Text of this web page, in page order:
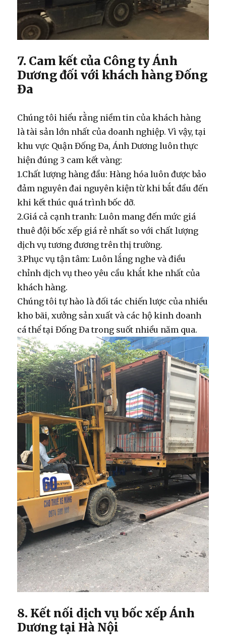
7. Cam kết của Công ty Ánh
Dương đối với khách hàng Đống
Đa
Chúng tôi hiểu rằng niềm tin của khách hàng
là tài sản lớn nhất của doanh nghiệp. Vì vậy, tại
khu vực Quận Đống Đa, Ánh Dương luôn thực
hiện đúng 3 cam kết vàng:
1.Chất lượng hàng đầu: Hàng hóa luôn được bảo
đảm nguyên đai nguyên kiện từ khi bắt đầu đến
khi kết thúc quá trình bốc dỡ.
2.Giá cả cạnh tranh: Luôn mang đến mức giá
thuê đội bốc xếp giá rẻ nhất so với chất lượng
dịch vụ tương đương trên thị trường.
3.Phục vụ tận tâm: Luôn lắng nghe và điều
chỉnh dịch vụ theo yêu cầu khắt khe nhất của
khách hàng.
Chúng tôi tự hào là đối tác chiến lược của nhiều
kho bãi, xưởng sản xuất và các hộ kinh doanh
cá thể tại Đống Đa trong suốt nhiều năm qua.
8. Kết nối dịch vụ bốc xếp Ánh
Dương tại Hà Nội